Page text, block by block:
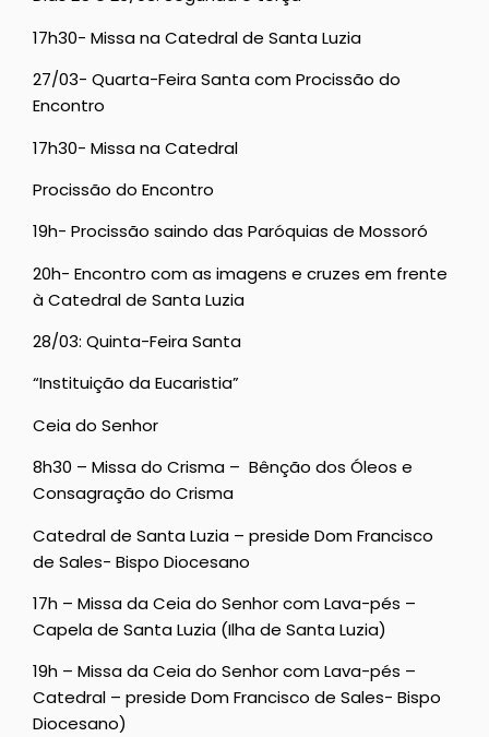
17h30- Missa na Catedral de Santa Luzia
27/03- Quarta-Feira Santa com Procissão do
Encontro
17h30- Missa na Catedral
Procissão do Encontro
19h- Procissão saindo das Paróquias de Mossoró
20h- Encontro com as imagens e cruzes em frente
à Catedral de Santa Luzia
28/03: Quinta-Feira Santa
“Instituição da Eucaristia”
Ceia do Senhor
8h30 – Missa do Crisma – Bênção dos Óleos e
Consagração do Crisma
Catedral de Santa Luzia – preside Dom Francisco
de Sales- Bispo Diocesano
17h – Missa da Ceia do Senhor com Lava-pés –
Capela de Santa Luzia (Ilha de Santa Luzia)
19h – Missa da Ceia do Senhor com Lava-pés –
Catedral – preside Dom Francisco de Sales- Bispo
Diocesano)